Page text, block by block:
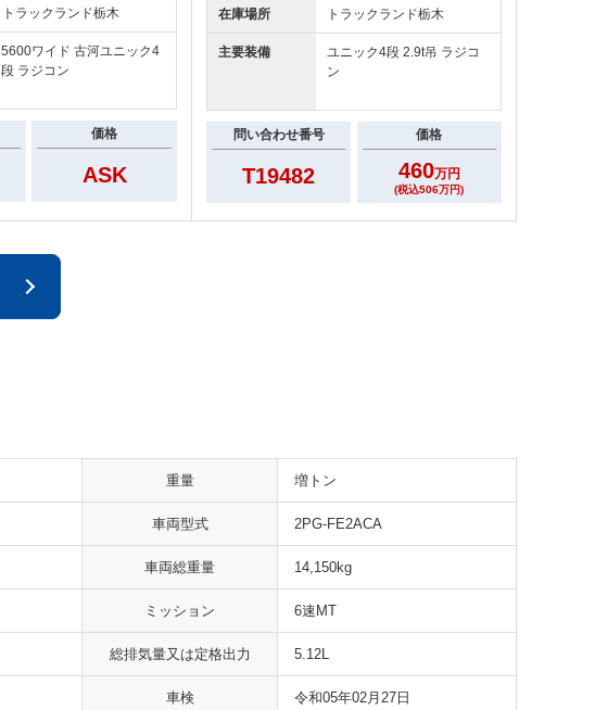
トラックランド栃木
5600ワイド 古河ユニック4
段 ラジコン
価格
ASK
在庫場所 トラックランド栃木
主要装備
ユニック4段 2.9t吊 ラジコ
ン
問い合わせ番号
T19482
価格
460万円
(税込506万円)
重量 増トン
車両型式 2PG-FE2ACA
車両総重量 14,150kg
ミッション 6速MT
総排気量又は定格出力 5.12L
車検 令和05年02月27日